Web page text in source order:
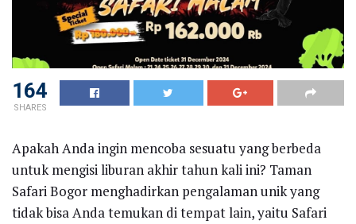
164
SHARES
Apakah Anda ingin mencoba sesuatu yang berbeda
untuk mengisi liburan akhir tahun kali ini? Taman
Safari Bogor menghadirkan pengalaman unik yang
tidak bisa Anda temukan di tempat lain, yaitu Safari